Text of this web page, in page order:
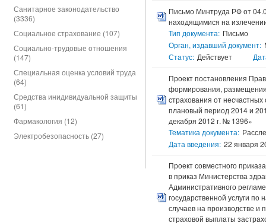
Санитарное законодательство
(3336)
Социальное страхование (107)
Социально-трудовые отношения
(147)
Специальная оценка условий труда
(64)
Средства инидивидуальной защиты
(61)
Фармакология (12)
Электробезопасность (27)
Письмо Минтруда РФ от
находящимися на
Тип документа: Письмо
Орган, издавший документ:
Статус: Действует
Проект постановления
формирования, размещения
страхования от
плановый период 2014 и
декабря 2012 г. № 1396»
Тематика документа:
Дата введения: 22 января
Проект совместного
в приказ Министерства
Административного
государственной услуги
случаев на производстве
страховой выплаты